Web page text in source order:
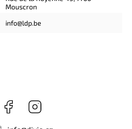
Mouscron
info@ldp.be
Facebook